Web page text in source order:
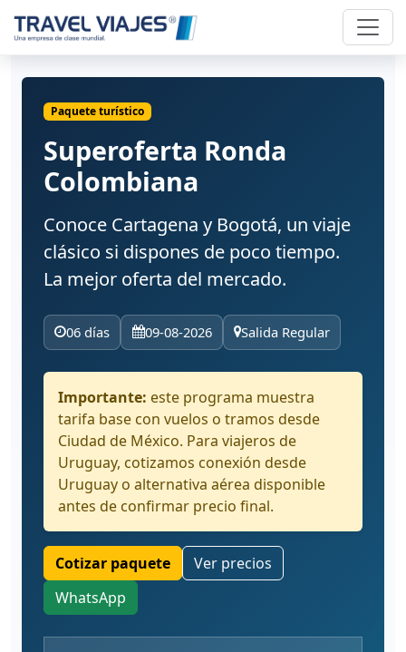
Paquete turístico
Superoferta Ronda
Colombiana
Conoce Cartagena y Bogotá, un viaje
clásico si dispones de poco tiempo.
La mejor oferta del mercado.
06 días 09-08-2026 Salida Regular
Importante: este programa muestra
tarifa base con vuelos o tramos desde
Ciudad de México. Para viajeros de
Uruguay, cotizamos conexión desde
Uruguay o alternativa aérea disponible
antes de confirmar precio final.
Cotizar paquete
Ver precios
WhatsApp